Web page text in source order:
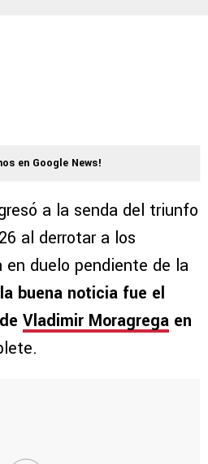
en Google News!
a la senda del triunfo
al derrotar a los
duelo pendiente de la
la buena noticia fue el
Vladimir Moragrega en